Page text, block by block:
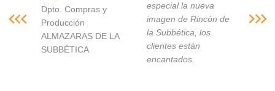
Dpto. Compras y
Producción
ALMAZARAS DE LA
SUBBÉTICA
especial la nueva
imagen de Rincón de
la Subbética, los
clientes están
encantados.